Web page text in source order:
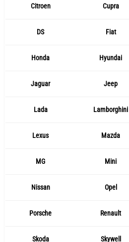
Citroen Cupra
DS Fiat
Honda Hyundai
Jaguar Jeep
Lada Lamborghini
Lexus Mazda
MG Mini
Nissan Opel
Porsche Renault
Skoda Skywell